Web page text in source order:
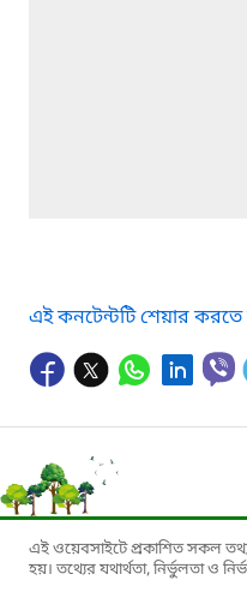
এই কনটেন্টটি শেয়ার
এই ওয়েবসাইটে প্রকাশিত সকল তথ্য
হয়। তথ্যের যথার্থতা, নির্ভুলতা ও